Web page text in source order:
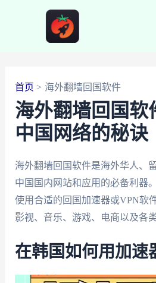
首页 海外翻墙回国软件
海外翻墙回国软
中国网络的秘诀
海外翻墙回国软件是海外华人、
中国国内网站和应用的必备利器
使用合适的回国加速器或VPN软
影视、音乐、游戏、电商以及各
在韩国如何用加速